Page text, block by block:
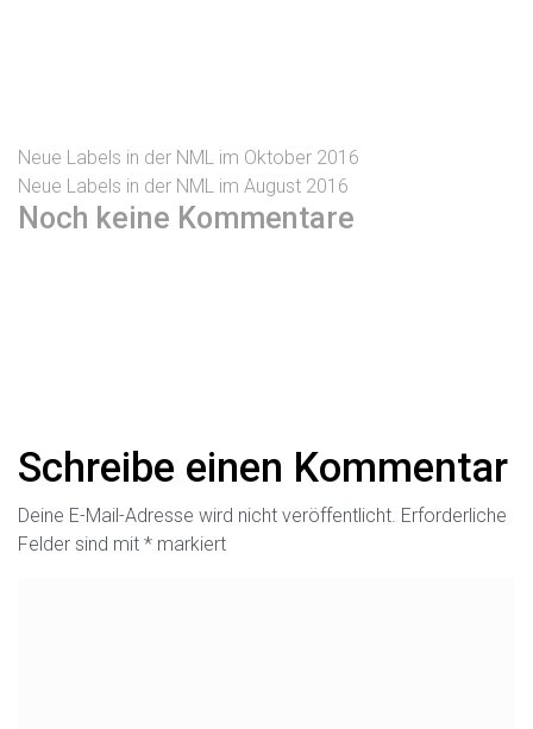
Neue Labels in der NML im Oktober 2016
Neue Labels in der NML im August 2016
Noch keine Kommentare
Schreibe einen Kommentar
Deine E-Mail-Adresse wird nicht veröffentlicht. Erforderliche
Felder sind mit * markiert